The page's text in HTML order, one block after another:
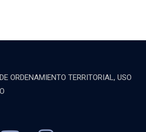
ORDENAMIENTO TERRITORIAL, USO